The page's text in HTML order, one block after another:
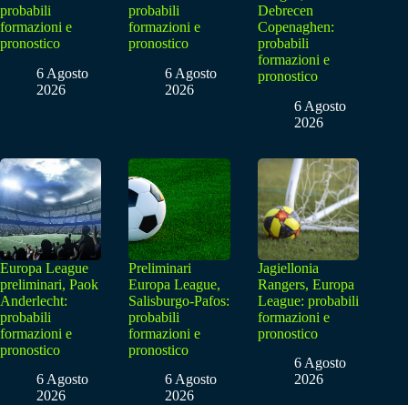
probabili
formazioni e
pronostico
6 Agosto
2026
probabili
formazioni e
pronostico
6 Agosto
2026
Debrecen
Copenaghen:
probabili
formazioni e
pronostico
6 Agosto
2026
Europa League
preliminari, Paok
Anderlecht:
probabili
formazioni e
pronostico
6 Agosto
2026
Preliminari
Europa League,
Salisburgo-Pafos:
probabili
formazioni e
pronostico
6 Agosto
2026
Jagiellonia
Rangers, Europa
League: probabili
formazioni e
pronostico
6 Agosto
2026